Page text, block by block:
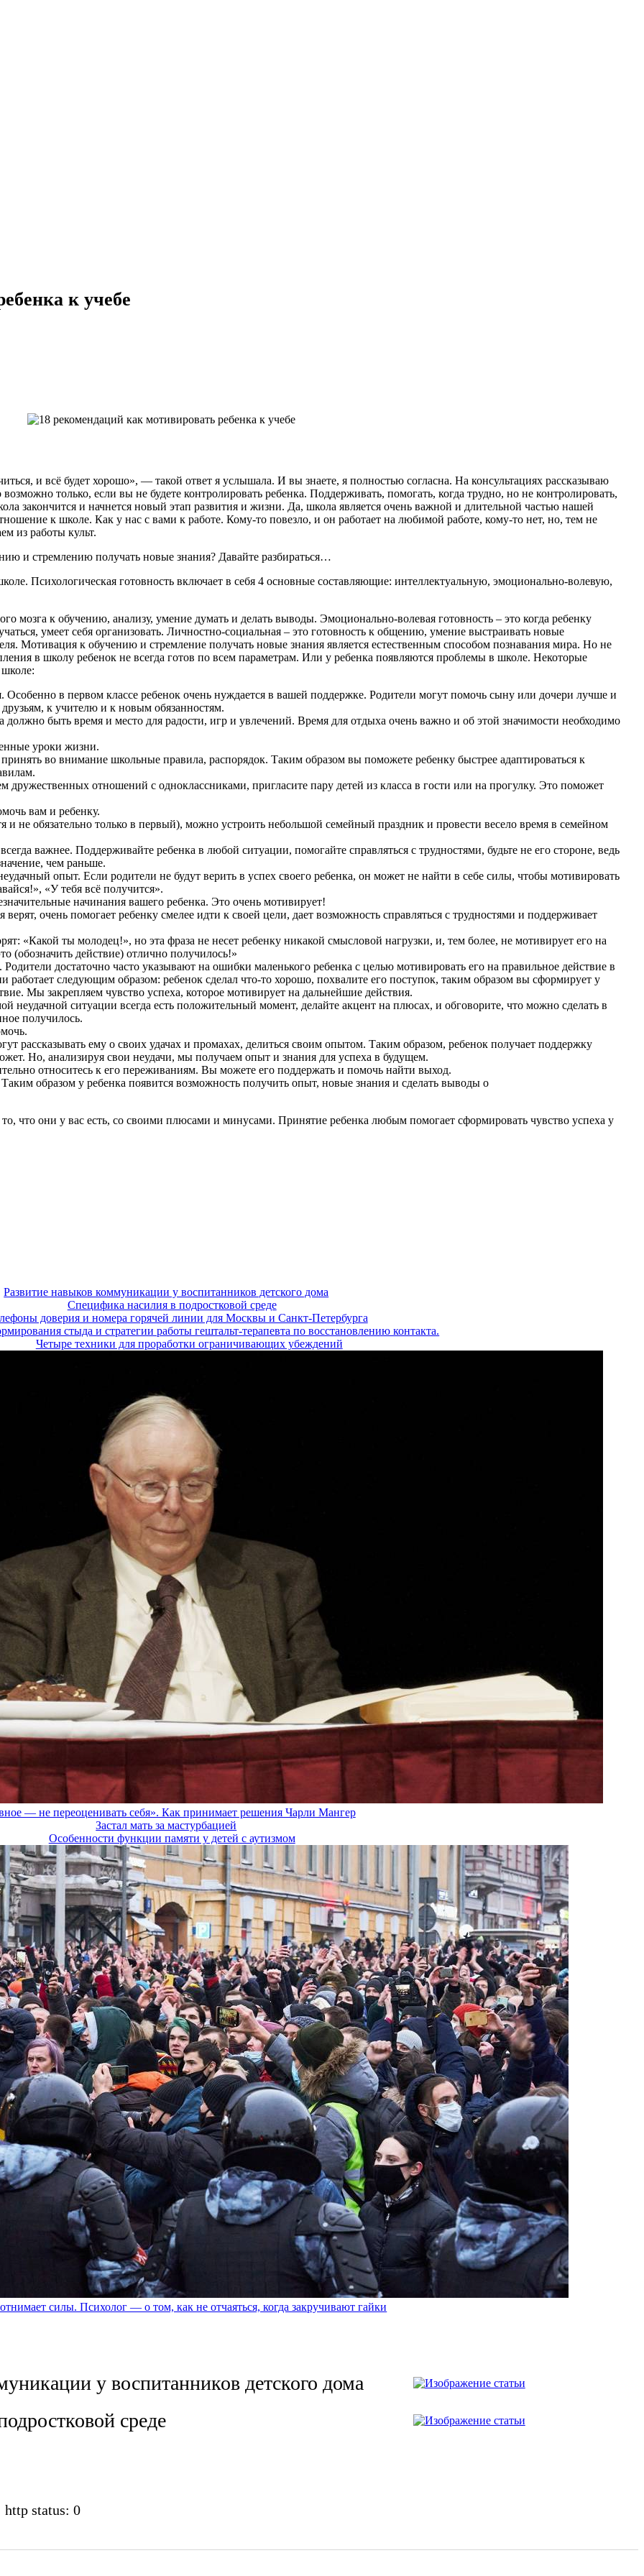
к учебе
и всё будет хорошо», — такой ответ я услышала. И вы знаете, я полностью согласна. На консультациях рассказываю
только, если вы не будете контролировать ребенка. Поддерживать, помогать, когда трудно, но не контролировать,
закончится и начнется новый этап развития и жизни. Да, школа является очень важной и длительной частью нашей
к школе. Как у нас с вами к работе. Кому-то повезло, и он работает на любимой работе, кому-то нет, но, тем не
из работы культ.
и стремлению получать новые знания? Давайте разбираться…
Психологическая готовность включает в себя 4 основные составляющие: интеллектуальную, эмоционально-волевую,
мозга к обучению, анализу, умение думать и делать выводы. Эмоционально-волевая готовность – это когда ребенку
умеет себя организовать. Личностно-социальная – это готовность к общению, умение выстраивать новые
Мотивация к обучению и стремление получать новые знания является естественным способом познавания мира. Но не
в школу ребенок не всегда готов по всем параметрам. Или у ребенка появляются проблемы в школе. Некоторые
Особенно в первом классе ребенок очень нуждается в вашей поддержке. Родители могут помочь сыну или дочери лучше и
к учителю и к новым обязанностям.
быть время и место для радости, игр и увлечений. Время для отдыха очень важно и об этой значимости необходимо
уроки жизни.
во внимание школьные правила, распорядок. Таким образом вы поможете ребенку быстрее адаптироваться к
дружественных отношений с одноклассниками, пригласите пару детей из класса в гости или на прогулку. Это поможет
вам и ребенку.
и не обязательно только в первый), можно устроить небольшой семейный праздник и провести весело время в семейном
важнее. Поддерживайте ребенка в любой ситуации, помогайте справляться с трудностями, будьте не его стороне, ведь
чем раньше.
опыт. Если родители не будут верить в успех своего ребенка, он может не найти в себе силы, чтобы мотивировать
«У тебя всё получится».
начинания вашего ребенка. Это очень мотивирует!
очень помогает ребенку смелее идти к своей цели, дает возможность справляться с трудностями и поддерживает
«Какой ты молодец!», но эта фраза не несет ребенку никакой смысловой нагрузки, и, тем более, не мотивирует его на
(обозначить действие) отлично получилось!»
достаточно часто указывают на ошибки маленького ребенка с целью мотивировать его на правильное действие в
следующим образом: ребенок сделал что-то хорошо, похвалите его поступок, таким образом вы сформирует у
Мы закрепляем чувство успеха, которое мотивирует на дальнейшие действия.
неудачной ситуации всегда есть положительный момент, делайте акцент на плюсах, и обговорите, что можно сделать в
получилось.
рассказывать ему о своих удачах и промахах, делиться своим опытом. Таким образом, ребенок получает поддержку
Но, анализируя свои неудачи, мы получаем опыт и знания для успеха в будущем.
относитесь к его переживаниям. Вы можете его поддержать и помочь найти выход.
образом у ребенка появится возможность получить опыт, новые знания и сделать выводы о
что они у вас есть, со своими плюсами и минусами. Принятие ребенка любым помогает сформировать чувство успеха у
Развитие навыков коммуникации у воспитанников детского дома
Специфика насилия в подростковой среде
доверия и номера горячей линии для Москвы и Санкт-Петербурга
стыда и стратегии работы гештальт-терапевта по восстановлению контакта.
Четыре техники для проработки ограничивающих убеждений
— не переоценивать себя». Как принимает решения Чарли Мангер
Застал мать за мастурбацией
Особенности функции памяти у детей с аутизмом
силы. Психолог — о том, как не отчаяться, когда закручивают гайки
у воспитанников детского дома
среде
http status: 0